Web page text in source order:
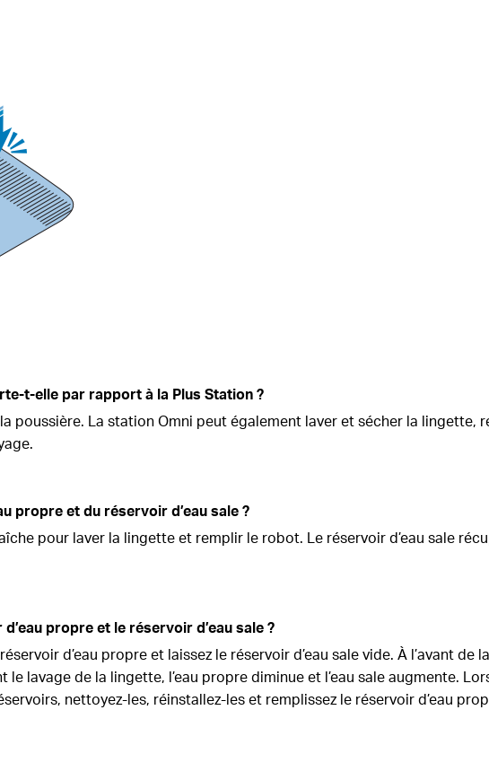
t-elle par rapport à la Plus Station ?
poussière. La station Omni peut également laver et sécher la
propre et du réservoir d’eau sale ?
pour laver la lingette et remplir le robot. Le réservoir d’eau sale
propre et le réservoir d’eau sale ?
d’eau propre et laissez le réservoir d’eau sale vide. À l’avant de
le lavage de la lingette, l’eau propre diminue et l’eau sale augmente.
nettoyez-les, réinstallez-les et remplissez le réservoir d’eau